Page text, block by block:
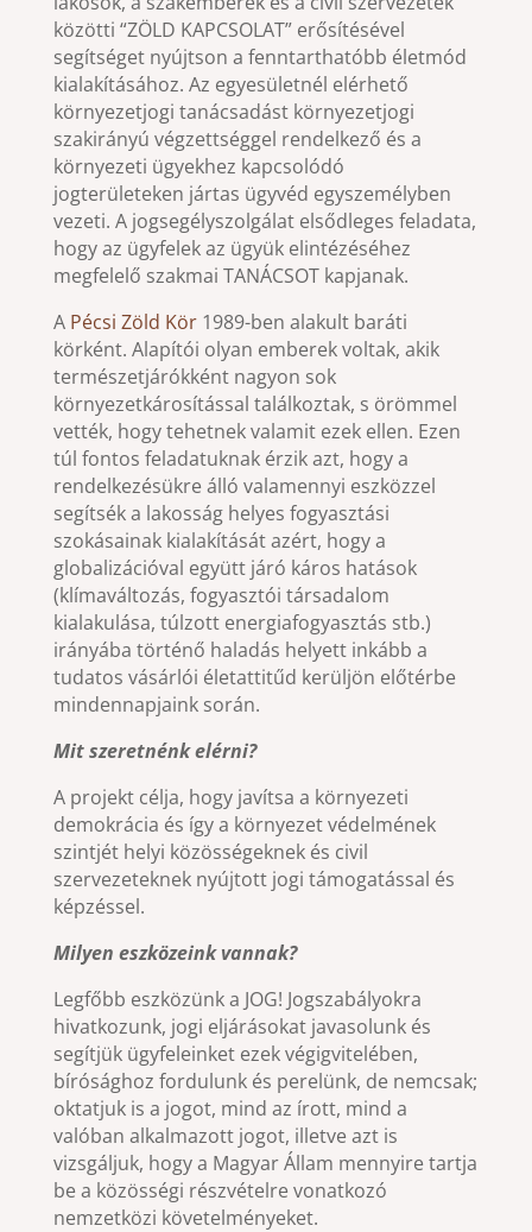
közötti “ZÖLD KAPCSOLAT” erősítésével
segítséget nyújtson a fenntarthatóbb életmód
kialakításához. Az egyesületnél elérhető
környezetjogi tanácsadást környezetjogi
szakirányú végzettséggel rendelkező és a
környezeti ügyekhez kapcsolódó
jogterületeken jártas ügyvéd egyszemélyben
vezeti. A jogsegélyszolgálat elsődleges feladata,
hogy az ügyfelek az ügyük elintézéséhez
megfelelő szakmai TANÁCSOT kapjanak.
A Pécsi Zöld Kör1989-ben alakult baráti
körként. Alapítói olyan emberek voltak, akik
természetjárókként nagyon sok
környezetkárosítással találkoztak, s örömmel
vették, hogy tehetnek valamit ezek ellen. Ezen
túl fontos feladatuknak érzik azt, hogy a
rendelkezésükre álló valamennyi eszközzel
segítsék a lakosság helyes fogyasztási
szokásainak kialakítását azért, hogy a
globalizációval együtt járó káros hatások
(klímaváltozás, fogyasztói társadalom
kialakulása, túlzott energiafogyasztás stb.)
irányába történő haladás helyett inkább a
tudatos vásárlói életattitűd kerüljön előtérbe
mindennapjaink során.
Mit szeretnénk elérni?
A projekt célja, hogy javítsa a környezeti
demokrácia és így a környezet védelmének
szintjét helyi közösségeknek és civil
szervezeteknek nyújtott jogi támogatással és
képzéssel.
Milyen eszközeink vannak?
Legfőbb eszközünk a JOG! Jogszabályokra
hivatkozunk, jogi eljárásokat javasolunk és
segítjük ügyfeleinket ezek végigvitelében,
bírósághoz fordulunk és perelünk, de nemcsak;
oktatjuk is a jogot, mind az írott, mind a
valóban alkalmazott jogot, illetve azt is
vizsgáljuk, hogy a Magyar Állam mennyire tartja
be a közösségi részvételre vonatkozó
nemzetközi követelményeket.